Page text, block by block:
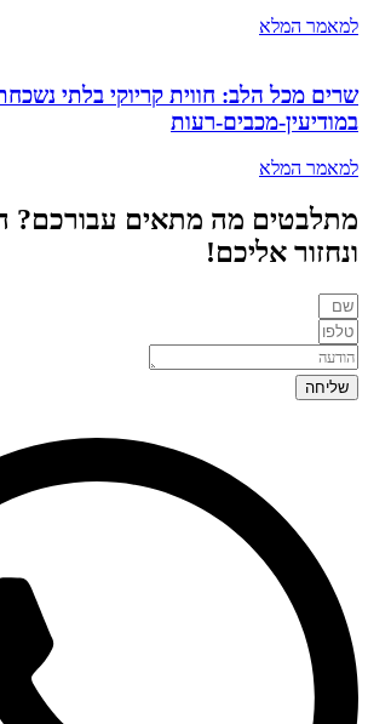
למאמר המלא
שרים מכל הלב: חווית קריוקי בלתי
במודיעין-מכבים-רעות
למאמר המלא
מתלבטים מה מתאים עבורכם?
ונחזור אליכם!
שליחה